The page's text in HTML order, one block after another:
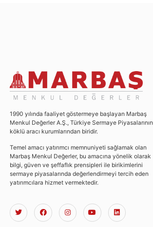
1990 yılında faaliyet göstermeye başlayan Marbaş
Menkul Değerler A.Ş., Türkiye Sermaye Piyasalarının
köklü aracı kurumlarından biridir.
Temel amacı yatırımcı memnuniyeti sağlamak olan
Marbaş Menkul Değerler, bu amacına yönelik olarak
bilgi, güven ve şeffaflık prensipleri ile birikimlerini
sermaye piyasalarında değerlendirmeyi tercih eden
yatırımcılara hizmet vermektedir.